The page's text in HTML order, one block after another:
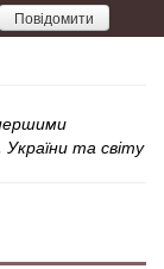
Повідомити
України та світу